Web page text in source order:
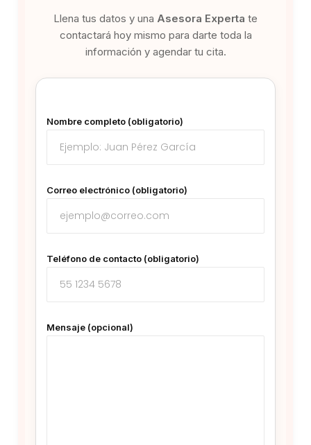
Llena tus datos y una Asesora Experta te
contactará hoy mismo para darte toda la
información y agendar tu cita.
Nombre completo (obligatorio)
Correo electrónico (obligatorio)
Teléfono de contacto (obligatorio)
Mensaje (opcional)